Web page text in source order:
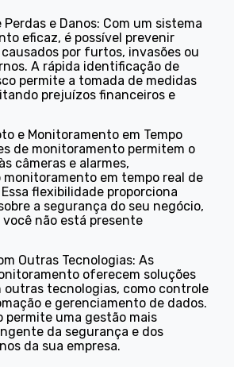
eficaz, é possível prevenir
por furtos, invasões ou
A rápida identificação de
permite a tomada de medidas
prejuízos financeiros e
de monitoramento permitem o
câmeras e alarmes,
monitoramento em tempo real de
flexibilidade proporciona
a segurança do seu negócio,
não está presente
oferecem soluções
outras tecnologias, como controle
e gerenciamento de dados.
permite uma gestão mais
da segurança e dos
da sua empresa.